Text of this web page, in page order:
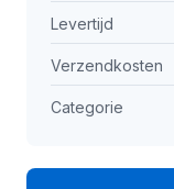
Levertijd
Verzendkosten
Categorie